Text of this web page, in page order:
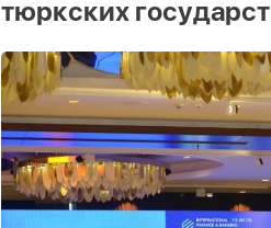
тюркских